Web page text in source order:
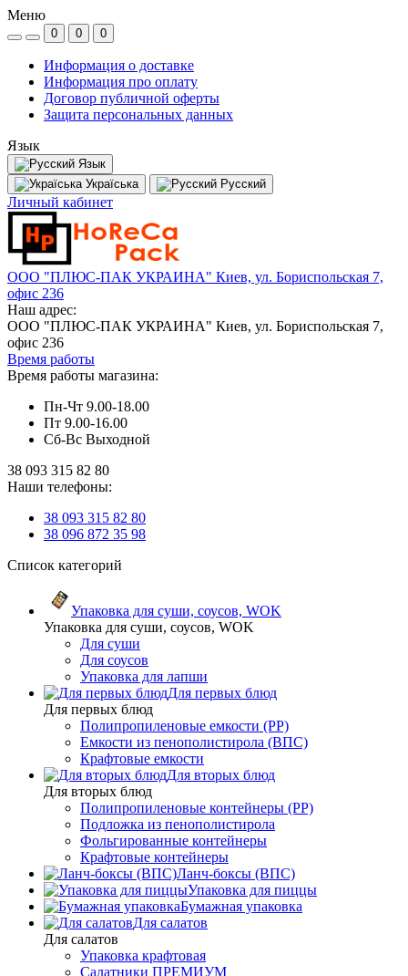
Меню
0 0 0
Информация о доставке
Информация про оплату
Договор публичной оферты
Защита персональных данных
Язык
Язык
Україська
Русский
Личный кабинет
ООО "ПЛЮС-ПАК УКРАИНА" Киев, ул. Бориспольская 7,
офис 236
Наш адрес:
ООО "ПЛЮС-ПАК УКРАИНА" Киев, ул. Бориспольская 7,
офис 236
Время работы
Время работы магазина:
Пн-Чт 9.00-18.00
Пт 9.00-16.00
Сб-Вс Выходной
38 093 315 82 80
Наши телефоны:
38 093 315 82 80
38 096 872 35 98
Список категорий
Упаковка для суши, соусов, WOK
Упаковка для суши, соусов, WOK
Для суши
Для соусов
Упаковка для лапши
Для первых блюд
Для первых блюд
Полипропиленовые емкости (PP)
Емкости из пенополистирола (ВПС)
Крафтовые емкости
Для вторых блюд
Для вторых блюд
Полипропиленовые контейнеры (PP)
Подложка из пенополистирола
Фольгированные контейнеры
Крафтовые контейнеры
Ланч-боксы (ВПС)
Упаковка для пиццы
Бумажная упаковка
Для салатов
Для салатов
Упаковка крафтовая
Салатники ПРЕМИУМ